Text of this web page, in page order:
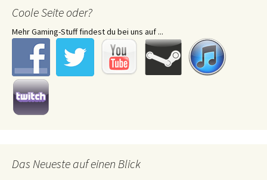
Coole Seite oder?
Mehr Gaming-Stuff findest du bei uns auf ...
Das Neueste auf einen Blick